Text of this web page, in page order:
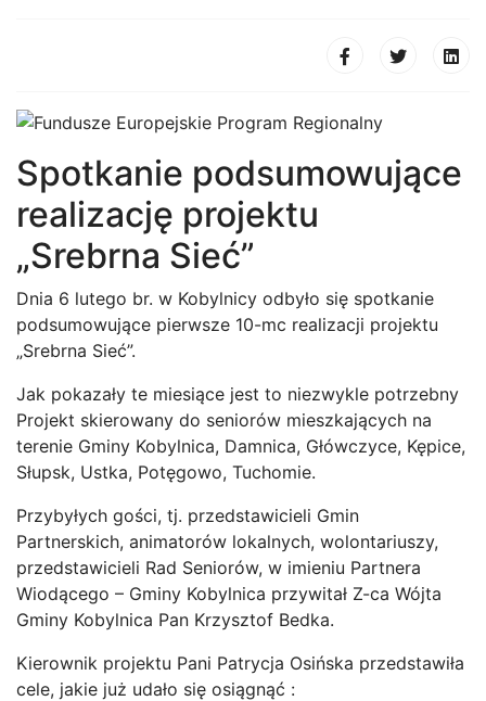
Spotkanie podsumowujące
realizację projektu
„Srebrna Sieć”
Dnia 6 lutego br. w Kobylnicy odbyło się spotkanie
podsumowujące pierwsze 10-mc realizacji projektu
„Srebrna Sieć”.
Jak pokazały te miesiące jest to niezwykle potrzebny
Projekt skierowany do seniorów mieszkających na
terenie Gminy Kobylnica, Damnica, Główczyce, Kępice,
Słupsk, Ustka, Potęgowo, Tuchomie.
Przybyłych gości, tj. przedstawicieli Gmin
Partnerskich, animatorów lokalnych, wolontariuszy,
przedstawicieli Rad Seniorów, w imieniu Partnera
Wiodącego – Gminy Kobylnica przywitał Z-ca Wójta
Gminy Kobylnica Pan Krzysztof Bedka.
Kierownik projektu Pani Patrycja Osińska przedstawiła
cele, jakie już udało się osiągnąć :